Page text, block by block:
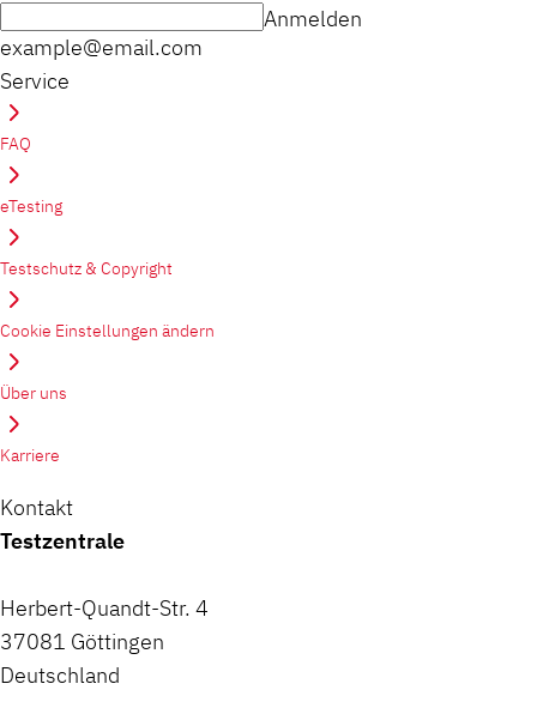
example@email.com
Anmelden
Service
FAQ
eTesting
Testschutz & Copyright
Cookie Einstellungen ändern
Über uns
Karriere
Kontakt
Testzentrale
Herbert-Quandt-Str. 4
37081 Göttingen
Deutschland